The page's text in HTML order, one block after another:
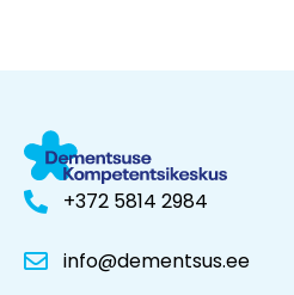
+372 5814 2984
info@dementsus.ee